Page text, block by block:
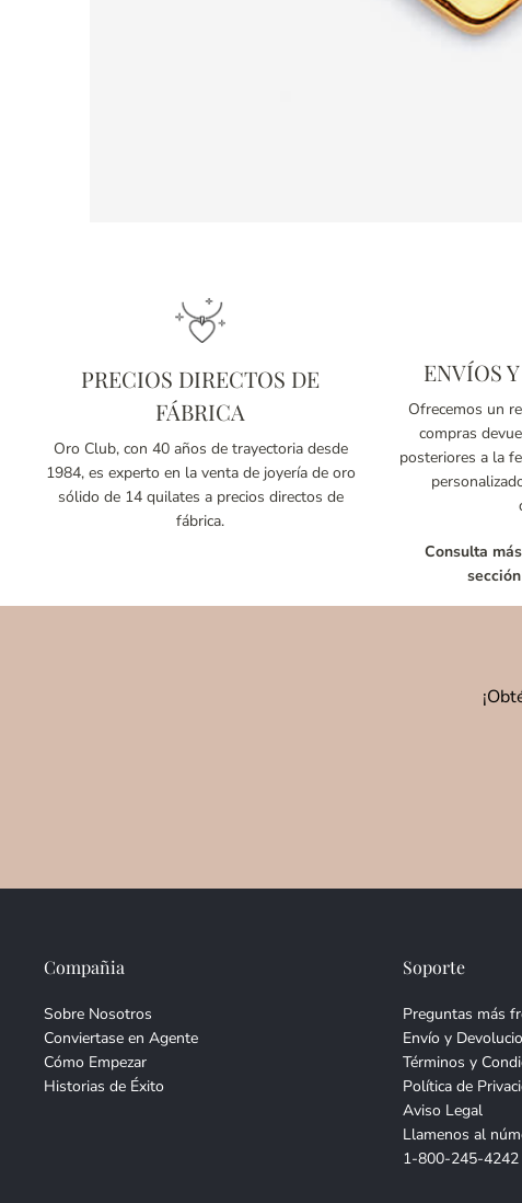
PRECIOS DIRECTOS DE
FÁBRICA
Oro Club, con 40 años de trayectoria desde
1984, es experto en la venta de joyería de oro
sólido de 14 quilates a precios directos de
fábrica.
ENVÍOS
Ofrecemos un
compras
posteriores a la
Consulta
Compañia
Sobre Nosotros
Conviertase en Agente
Cómo Empezar
Historias de Éxito
Soporte
Preguntas más
Envío y
Términos y
Política de
Aviso Legal
Llamenos al
1-800-245-4242